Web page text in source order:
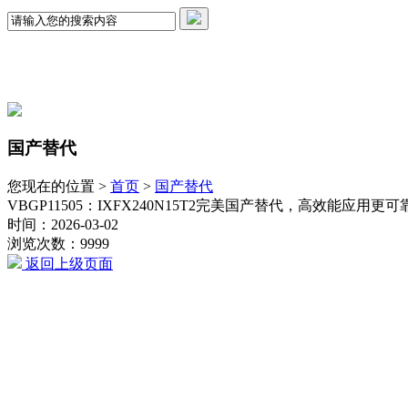
国产替代
您现在的位置 > 首页 > 国产替代
VBGP11505：IXFX240N15T2完美国产替代，高效能应用更可
时间：2026-03-02
浏览次数：9999
返回上级页面